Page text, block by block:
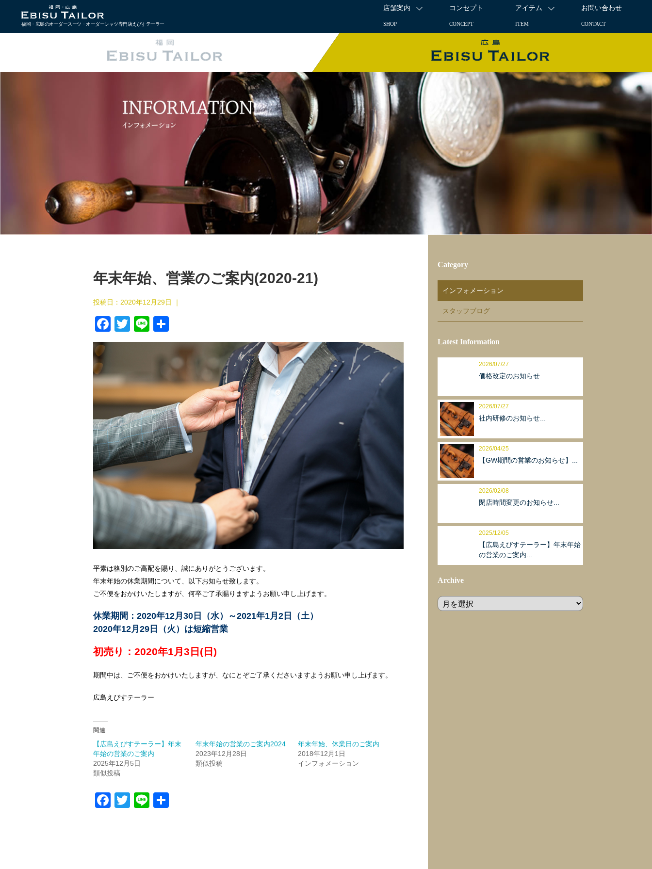
福岡・広島のオーダースーツ・オーダーシャツ専門店えびすテーラー
店舗案内
SHOP
コンセプト
CONCEPT
アイテム
ITEM
お問い合わせ
CONTACT
年末年始、営業のご案内(2020-21)
投稿日： 2020年12月29日 ｜
F
a
e
b
o
o
k
T
wi
Li
n
有
平素は格別のご高配を賜り、誠にありがとうございます。
年末年始の休業期間について、以下お知らせ致します。
ご不便をおかけいたしますが、何卒ご了承賜りますようお願い申し上げます。
休業期間：2020年12月30日（水）～2021年1月2日（土）
2020年12月29日（火）は短縮営業
初売り：2020年1月3日(日)
期間中は、ご不便をおかけいたしますが、なにとぞご了承くださいますようお願い申し上げます。
広島えびすテーラー
関連
【広島えびすテーラー】年末
年始の営業のご案内
2025年12月5日
類似投稿
年末年始の営業のご案内2024
2023年12月28日
類似投稿
年末年始、休業日のご案内
2018年12月1日
インフォメーション
F
T
Li
Category
インフォメーション
スタッフブログ
Latest Information
2026/07/27
価格改定のお知らせ...
2026/07/27
社内研修のお知らせ...
2026/04/25
【GW期間の営業のお知らせ】...
2026/02/08
閉店時間変更のお知らせ...
2025/12/05
【広島えびすテーラー】年末年始
の営業のご案内...
Archive